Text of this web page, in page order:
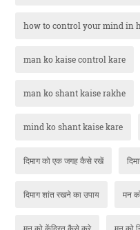
how to control your mind in
man ko kaise control kare
man ko shant kaise rakhe
mind ko shant kaise kare
दिमाग को एक जगह कैसे रखें
दिमाग शांत रखने का उपाय मन